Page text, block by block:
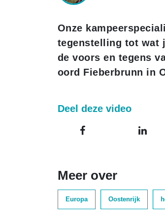
Onze
tegenstelling tot wat
de voors en tegens
oord Fieberbrunn in
Deel deze video
Meer over
Europa Oostenrijk